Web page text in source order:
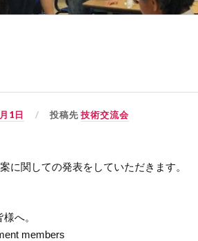
1日 投稿先技術交流会
に関しての発表をしていただきます。
へ。
members